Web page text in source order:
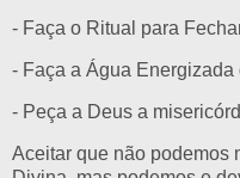
- Faça o Ritual para
- Faça a Água Energizada
- Peça a Deus a
Aceitar que não podemos